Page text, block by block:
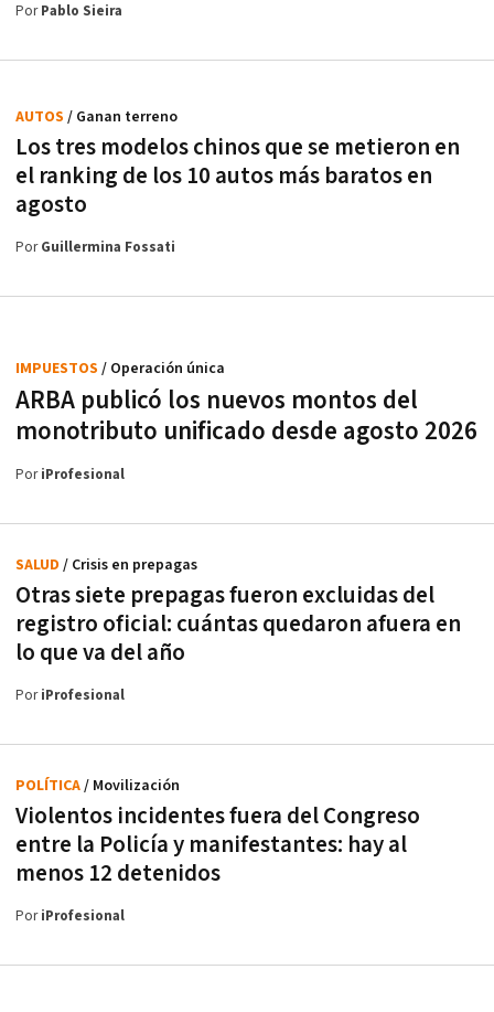
PorPablo Sieira
Los tres modelos chinos que se metieron en
el ranking de los 10 autos más baratos en
agosto
AUTOS / Ganan terreno
PorGuillermina Fossati
ARBA publicó los nuevos montos del
monotributo unificado desde agosto 2026
IMPUESTOS / Operación única
PoriProfesional
Otras siete prepagas fueron excluidas del
registro oficial: cuántas quedaron afuera en
lo que va del año
SALUD / Crisis en prepagas
PoriProfesional
Violentos incidentes fuera del Congreso
entre la Policía y manifestantes: hay al
menos 12 detenidos
POLÍTICA/ Movilización
PoriProfesional